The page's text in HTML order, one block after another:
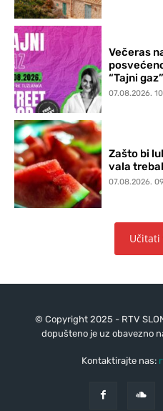
Večeras
“Tajni gaz”
07.08.2026.
Zašto bi
vala
07.08.2026.
Učitati
© Copyright 2025 - RTV
dopušteno je uz obavezno
Kontaktirajte nas: